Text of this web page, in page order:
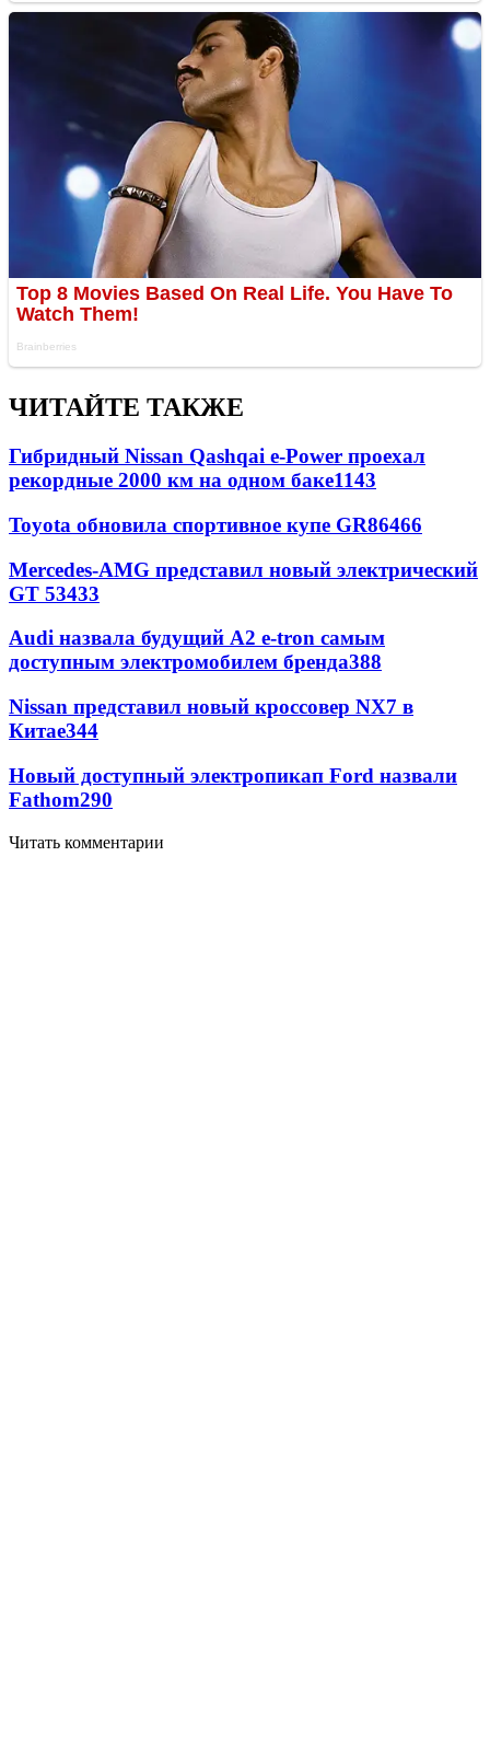
ЧИТАЙТЕ ТАКЖЕ
Гибридный Nissan Qashqai e-Power проехал
рекордные 2000 км на одном баке1143
Toyota обновила спортивное купе GR86466
Mercedes-AMG представил новый электрический
GT 53433
Audi назвала будущий A2 e-tron самым
доступным электромобилем бренда388
Nissan представил новый кроссовер NX7 в
Китае344
Новый доступный электропикап Ford назвали
Fathom290
Читать комментарии